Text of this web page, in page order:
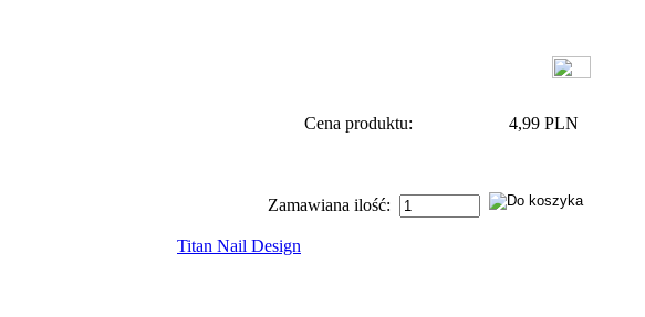
Cena produktu:
4,99 PLN
Zamawiana ilość:
Titan Nail Design